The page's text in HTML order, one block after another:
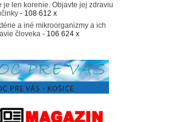
je len korenie. Objavte jej zdraviu
- 108 612 x
a iné mikroorganizmy a ich
človeka - 106 624 x